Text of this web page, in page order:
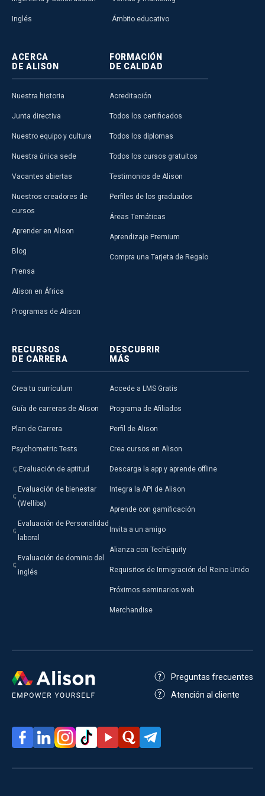
Inglés Ámbito educativo
ACERCA
DE ALISON
Nuestra historia
Junta directiva
Nuestro equipo y cultura
Nuestra única sede
Vacantes abiertas
Nuestros creadores de
cursos
Aprender en Alison
Blog
Prensa
Alison en África
Programas de Alison
FORMACIÓN
DE CALIDAD
Acreditación
Todos los certificados
Todos los diplomas
Todos los cursos gratuitos
Testimonios de Alison
Perfiles de los graduados
Áreas Temáticas
Aprendizaje Premium
Compra una Tarjeta de Regalo
RECURSOS
DE CARRERA
Crea tu currículum
Guía de carreras de Alison
Plan de Carrera
Psychometric Tests
Evaluación de aptitud
Evaluación de bienestar
(Welliba)
Evaluación de Personalidad
laboral
Evaluación de dominio del
inglés
DESCUBRIR
MÁS
Accede a LMS Gratis
Programa de Afiliados
Perfil de Alison
Crea cursos en Alison
Descarga la app y aprende offline
Integra la API de Alison
Aprende con gamificación
Invita a un amigo
Alianza con TechEquity
Requisitos de Inmigración del Reino Unido
Próximos seminarios web
Merchandise
Preguntas frecuentes
Atención al cliente